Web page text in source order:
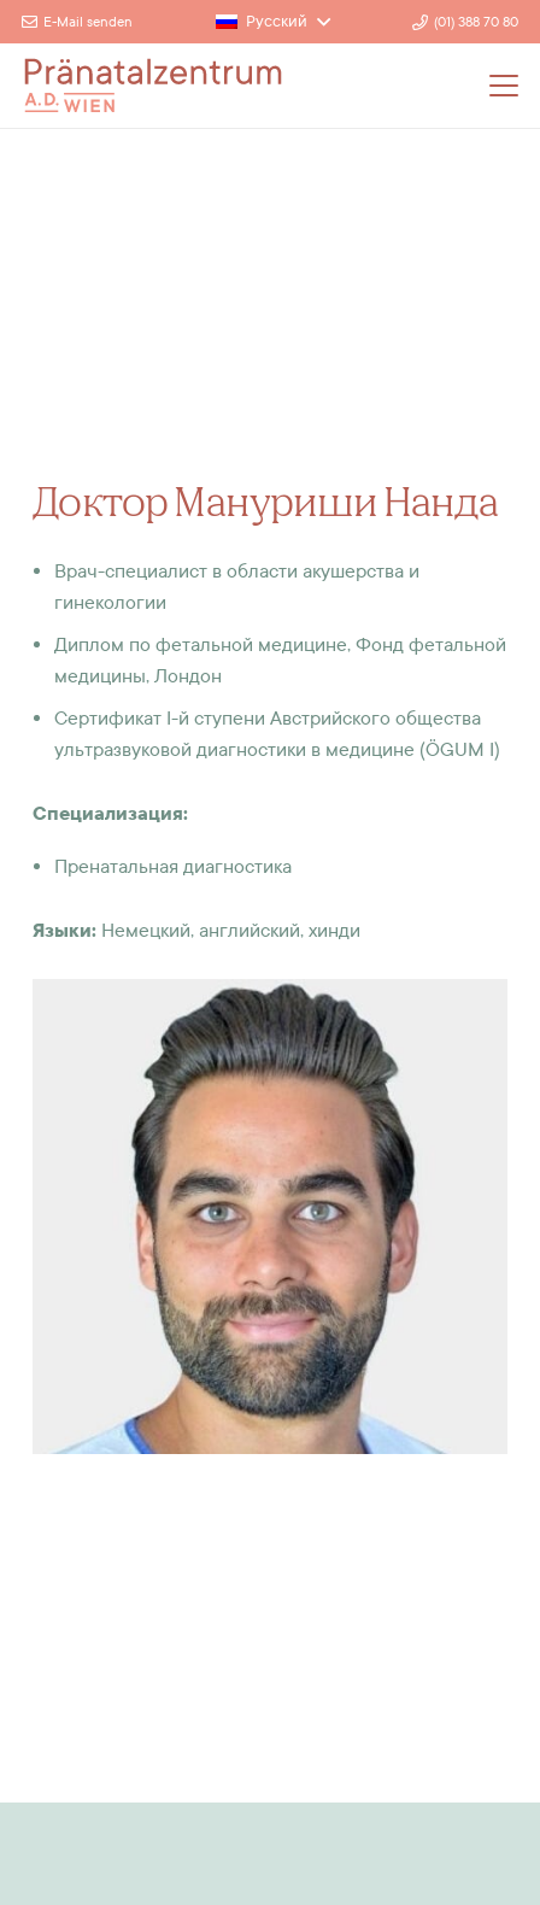
E-Mail senden Русский (01) 388 70 80
Доктор Мануриши Нанда
Врач-специалист в области акушерства и
гинекологии
Диплом по фетальной медицине, Фонд фетальной
медицины, Лондон
Сертификат I-й ступени Австрийского общества
ультразвуковой диагностики в медицине (ÖGUM I)
Специализация:
Пренатальная диагностика
Языки: Немецкий, английский, хинди